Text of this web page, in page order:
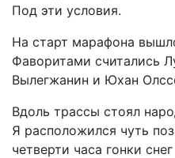
Под эти условия.
На старт марафона
Фаворитами считались
Вылегжанин и Юхан
Вдоль трассы стоял
Я расположился чуть
четверти часа гонки